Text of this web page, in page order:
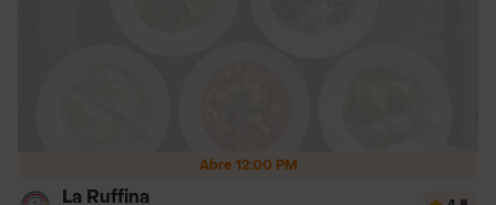
Abre 12:00 PM
La Ruffina